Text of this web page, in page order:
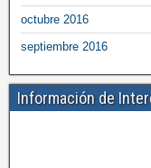
octubre 2016
septiembre 2016
Información de